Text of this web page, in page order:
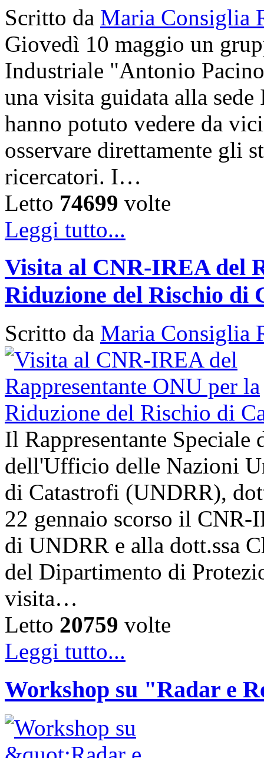
Scritto da Maria Consiglia
Giovedì 10 maggio un
Industriale "Antonio
una visita guidata alla
hanno potuto vedere da
osservare direttamente gli
ricercatori. I…
Letto 74699 volte
Leggi tutto...
Visita al CNR-IREA del
Riduzione del Rischio di
Scritto da Maria Consiglia
Il Rappresentante Speciale
dell'Ufficio delle Nazioni
di Catastrofi (UNDRR),
22 gennaio scorso il CNR-
di UNDRR e alla dott.ssa
del Dipartimento di
visita…
Letto 20759 volte
Leggi tutto...
Workshop su "Radar e